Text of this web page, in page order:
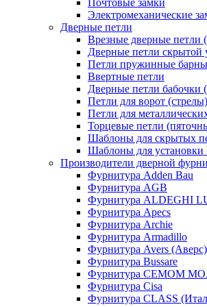
Почтовые замки
Электромеханические
Дверные петли
Врезные дверные петли
Дверные петли скрытой
Петли пружинные
Ввертные петли
Дверные петли бабочки
Петли для ворот (стрелы)
Петли для
Торцевые петли
Шаблоны для скрытых
Шаблоны для установки
Производители дверной
Фурнитура Adden Bau
Фурнитура AGB
Фурнитура ALDEGHI
Фурнитура Apecs
Фурнитура Archie
Фурнитура Armadillo
Фурнитура Avers (Аверс)
Фурнитура Bussare
Фурнитура CEMOM
Фурнитура Cisa
Фурнитура CLASS